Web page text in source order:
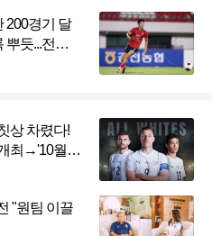
200경기 달
뿌듯...전역
고 파"
상 차렸다!
최→'10월
"원팀 이끌